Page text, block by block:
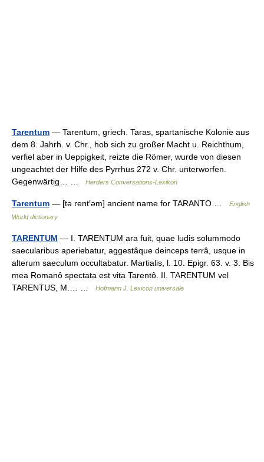
Tarentum — Tarentum, griech. Taras, spartanische Kolonie aus
dem 8. Jahrh. v. Chr., hob sich zu großer Macht u. Reichthum,
verfiel aber in Ueppigkeit, reizte die Römer, wurde von diesen
ungeachtet der Hilfe des Pyrrhus 272 v. Chr. unterworfen.
Gegenwärtig… …
Herders Conversations-Lexikon
Tarentum — [tə rent′əm] ancient name for TARANTO …
English
World dictionary
TARENTUM — I. TARENTUM ara fuit, quae ludis solummodo
saecularibus aperiebatur, aggestâque deinceps terrâ, usque in
alterum saeculum occultabatur. Martialis, l. 10. Epigr. 63. v. 3. Bis
mea Romanô spectata est vita Tarentô. II. TARENTUM vel
TARENTUS, M.… …
Hofmann J. Lexicon universale